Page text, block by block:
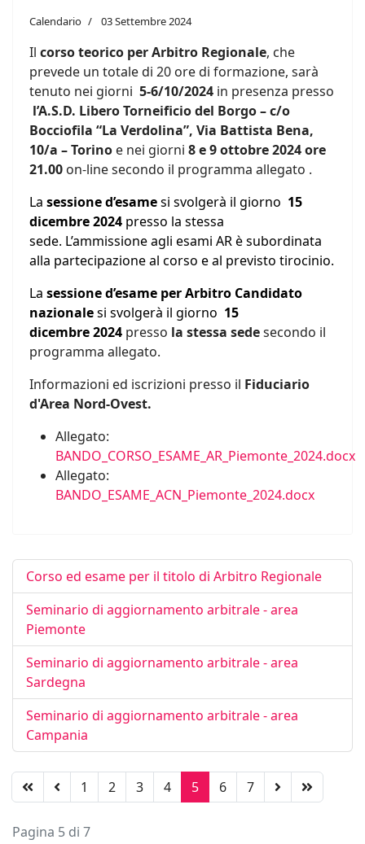
Calendario 03 Settembre 2024
Il corso teorico per Arbitro Regionale, che
prevede un totale di 20 ore di formazione, sarà
tenuto nei giorni 5-6/10/2024 in presenza presso
l’A.S.D. Libero Torneificio del Borgo – c/o
Bocciofila “La Verdolina”, Via Battista Bena,
10/a – Torino e nei giorni 8 e 9 ottobre 2024 ore
21.00 on-line secondo il programma allegato .
La sessione d’esamesi svolgerà il giorno 15
dicembre 2024 presso la stessa
sede. L’ammissione agli esami AR è subordinata
alla partecipazione al corso e al previsto tirocinio.
La sessione d’esame per Arbitro Candidato
nazionalesi svolgerà il giorno 15
dicembre2024 presso la stessa sedesecondo il
programma allegato.
Informazioni ed iscrizioni presso il Fiduciario
d'Area Nord-Ovest.
Allegato:
BANDO_CORSO_ESAME_AR_Piemonte_2024.docx
Allegato:
BANDO_ESAME_ACN_Piemonte_2024.docx
Corso ed esame per il titolo di Arbitro Regionale
Seminario di aggiornamento arbitrale - area
Piemonte
Seminario di aggiornamento arbitrale - area
Sardegna
Seminario di aggiornamento arbitrale - area
Campania
1 2 3 4 5 6 7
Pagina 5 di 7